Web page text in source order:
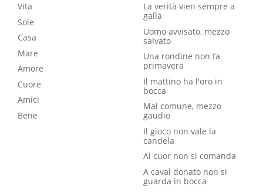
Vita
Sole
Casa
Mare
Amore
Cuore
Amici
Bene
La verità vien sempre a
galla
Uomo avvisato, mezzo
salvato
Una rondine non fa
primavera
Il mattino ha l'oro in
bocca
Mal comune, mezzo
gaudio
Il gioco non vale la
candela
Al cuor non si comanda
A caval donato non si
guarda in bocca